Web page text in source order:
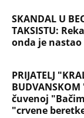
SKANDAL U
TAKSISTU:
onda je
PRIJATELJ
čuvenoj
"crvene